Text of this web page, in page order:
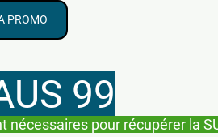
PROMO
99
nécessaires pour récupérer la